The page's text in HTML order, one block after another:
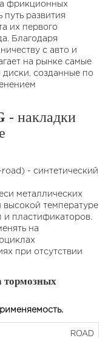
фрикционных
развития
их первого
Благодаря
с авто и
на рынке самые
созданные по
- накладки
- синтетический
металлических
температуре
и пластификаторов.
на
при отсутствии
тормозных
ROAD